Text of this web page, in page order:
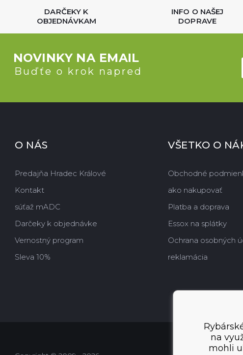
DARČEKY K
OBJEDNÁVKAM
INFO O NAŠEJ
DOPRAVE
NOVINKY NA EMAIL
Buďťe o krok napred
O NÁS
Predajňa Hradec Králové
Kontakt
súťaž mADC
Darčeky k objednávke
Vernostný program
Sleva 10%
VŠETKO O
Obchodné
ako nakupovať
Platba a doprava
Essox na splátky
Ochrana osobných
reklamácia
na
mohli